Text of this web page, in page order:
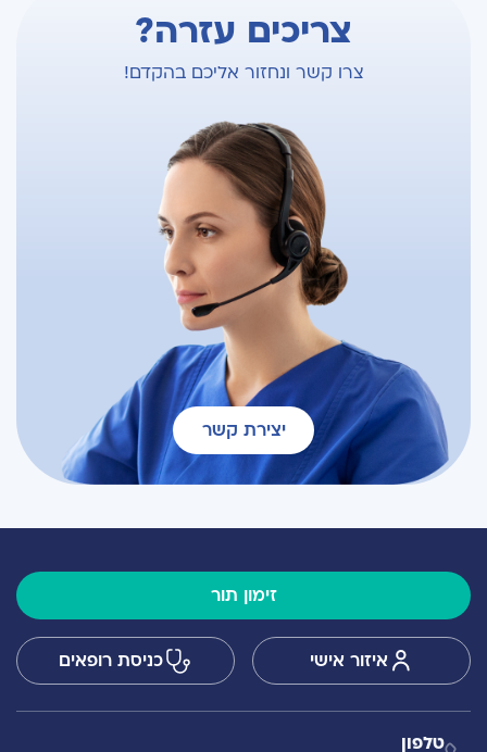
צריכים עזרה?
צרו קשר ונחזור אליכם בהקדם!
יצירת קשר
זימון תור
איזור אישי כניסת רופאים
טלפון